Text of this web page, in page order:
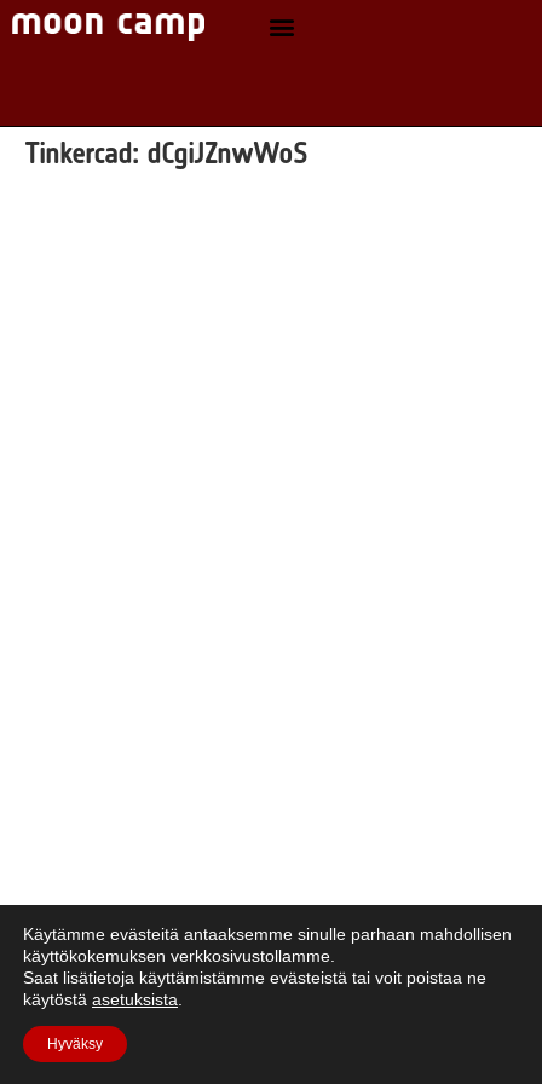
Tinkercad: dCgiJZnwWoS
Käytämme evästeitä antaaksemme sinulle parhaan mahdollisen
käyttökokemuksen verkkosivustollamme.
Saat lisätietoja käyttämistämme evästeistä tai voit poistaa ne
käytöstä asetuksista
Hyväksy